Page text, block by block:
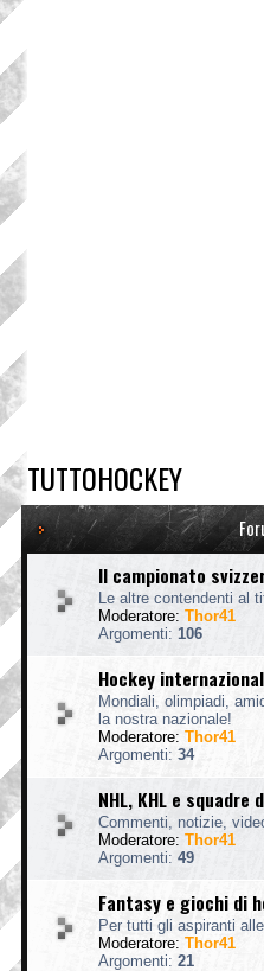
TUTTOHOCKEY
Il campionato
Le altre contendenti al
Moderatore: Thor41
Argomenti: 106
Hockey
Mondiali, olimpiadi,
la nostra nazionale!
Moderatore: Thor41
Argomenti: 34
NHL, KHL e squadre
Commenti, notizie,
Moderatore: Thor41
Argomenti: 49
Fantasy e giochi di
Per tutti gli aspiranti
Moderatore: Thor41
Argomenti: 21